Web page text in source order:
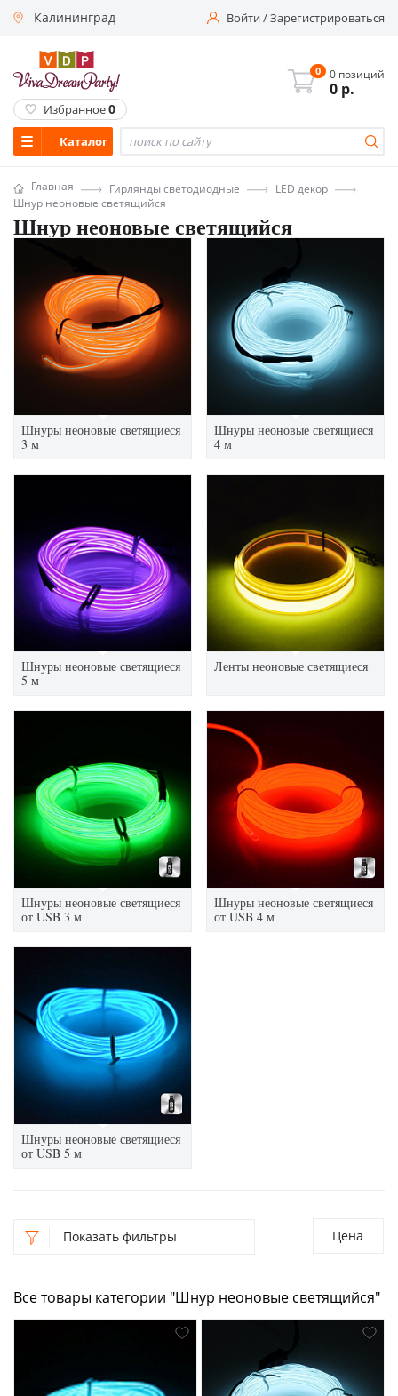
Калининград Войти/Зарегистрироваться
Каталог
0 0 позиций
0 р.
Избранное0
Главная Гирлянды светодиодные
LED декор
Шнур неоновые светящийся
Шнур неоновые светящийся
Шнуры неоновые светящиеся
3 м
Шнуры неоновые светящиеся
4 м
Шнуры неоновые светящиеся
5 м
Ленты неоновые светящиеся
Шнуры неоновые светящиеся
от USB 3 м
Шнуры неоновые светящиеся
от USB 4 м
Шнуры неоновые светящиеся
от USB 5 м
Показать фильтры
Все товары категории "Шнур неоновые светящийся"
Цена